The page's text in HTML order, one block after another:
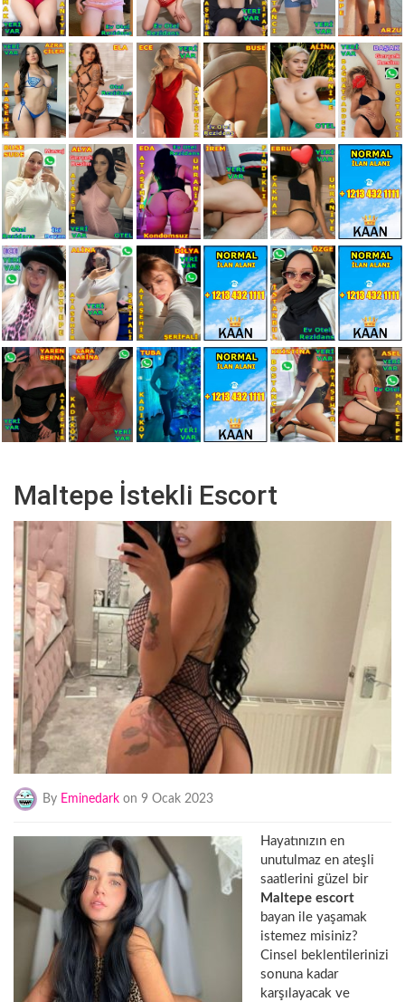
Maltepe İstekli Escort
By Eminedark on 9 Ocak 2023
Hayatınızın en
unutulmaz en ateşli
saatlerini güzel bir
Maltepe escort
bayan ile yaşamak
istemez misiniz?
Cinsel beklentilerinizi
sonuna kadar
karşılayacak ve